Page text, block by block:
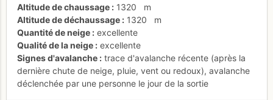
Altitude de chaussage
1320
m
Altitude de déchaussage
1320
m
Quantité de neige
excellente
Qualité de la neige
excellente
Signes d'avalanche
trace d'avalanche récente (après la
dernière chute de neige, pluie, vent ou redoux), avalanche
déclenchée par une personne le jour de la sortie